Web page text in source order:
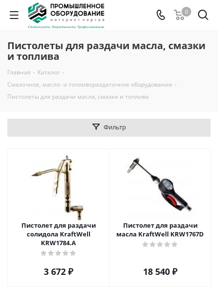
0
Пистолеты для раздачи масла, смазки
и топлива
Главная - Каталог -
Смазочное, масло- и топливораздаточное оборудование -
Пистолеты для раздачи масла, смазки и топлива
Фильтр
Пистолет для раздачи
солидола KraftWell
KRW1784.A
3 672 ₽
Пистолет для раздачи
масла KraftWell KRW1767D
18 540 ₽